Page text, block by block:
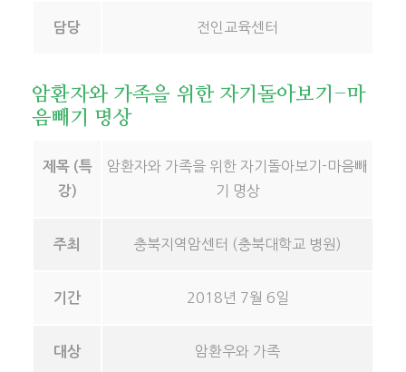
담당 전인교육센터
암환자와 가족을 위한 자기돌아보기-마
음빼기 명상
제목 (특
강)
암환자와 가족을 위한 자기돌아보기-마음빼
기 명상
주최 충북지역암센터 (충북대학교 병원)
기간 2018년 7월 6일
대상 암환우와 가족